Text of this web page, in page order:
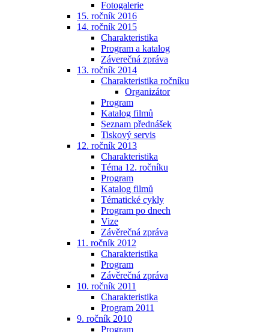
Fotogalerie
15. ročník 2016
14. ročník 2015
Charakteristika
Program a katalog
Záverečná zpráva
13. ročník 2014
Charakteristika ročníku
Organizátor
Program
Katalog filmů
Seznam přednášek
Tiskový servis
12. ročník 2013
Charakteristika
Téma 12. ročníku
Program
Katalog filmů
Tématické cykly
Program po dnech
Vize
Závěrečná zpráva
11. ročník 2012
Charakteristika
Program
Závěrečná zpráva
10. ročník 2011
Charakteristika
Program 2011
9. ročník 2010
Program